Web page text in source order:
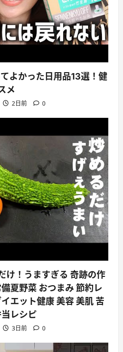
てよかった日用品13選！健
メ
2日前 0
け！うますぎる 奇跡の作
夏野菜 おつまみ 節約レ
エット健康 美容 美肌 苦
レシピ
3日前 0